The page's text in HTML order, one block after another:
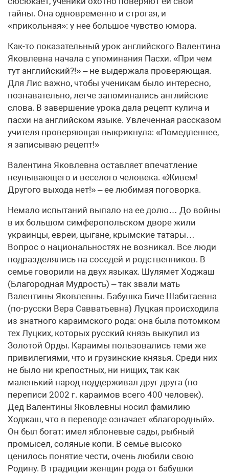
тайны. Она одновременно и строгая, и
«прикольная»: у нее большое чувство юмора.
Как-то показательный урок английского Валентина
Яковлевна начала с упоминания Пасхи. «При чем
тут английский?!» – не выдержала проверяющая.
Для Лис важно, чтобы ученикам было интересно,
познавательно, легче запоминались английские
слова. В завершение урока дала рецепт кулича и
пасхи на английском языке. Увлеченная рассказом
учителя проверяющая выкрикнула: «Помедленнее,
я записываю рецепт!»
Валентина Яковлевна оставляет впечатление
неунывающего и веселого человека. «Живем!
Другого выхода нет!» – ее любимая поговорка.
Немало испытаний выпало на ее долю… До войны
в их большом симферопольском дворе жили
украинцы, евреи, цыгане, крымские татары…
Вопрос о национальностях не возникал. Все люди
подразделялись на соседей и родственников. В
семье говорили на двух языках. Шулямет Ходжаш
(Благородная Мудрость) – так звали мать
Валентины Яковлевны. Бабушка Биче Шабитаевна
(по-русски Вера Савватьевна) Луцкая происходила
из знатного караимского рода: она была потомком
тех Луцких, которых русский князь выкупил из
Золотой Орды. Караимы пользовались теми же
привилегиями, что и грузинские князья. Среди них
не было ни крепостных, ни нищих, так как
маленький народ поддерживал друг друга (по
переписи 2002 г. караимов всего 400 человек).
Дед Валентины Яковлевны носил фамилию
Ходжаш, что в переводе означает «благородный».
Он был богат: имел яблоневые сады, рыбный
промысел, соляные копи. В семье высоко
ценилось понятие чести, очень любили свою
Родину. В традиции женщин рода от бабушки